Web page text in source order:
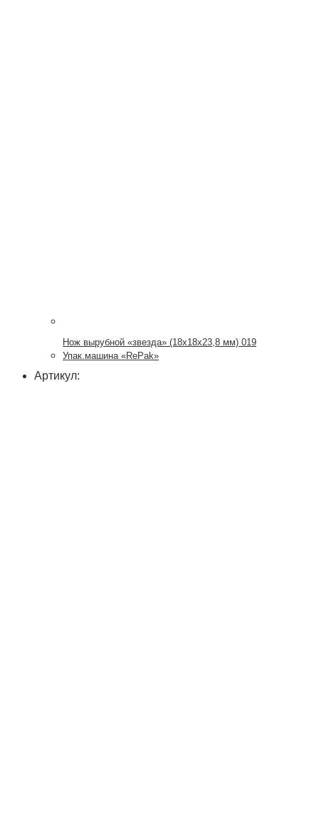
Нож вырубной «звезда» (18х18х23,8 мм) 019
Упак.машина «RePak»
Артикул: